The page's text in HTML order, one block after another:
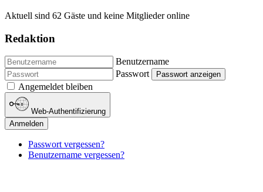
Aktuell sind 62 Gäste und keine Mitglieder online
Redaktion
Benutzername
Passwort
Passwort anzeigen
Angemeldet bleiben
Web-Authentifizierung
Anmelden
Passwort vergessen?
Benutzername vergessen?